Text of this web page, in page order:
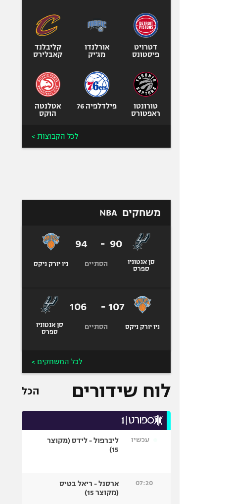
דטרויט
פיסטונס
אורלנדו
מג'יק
קליבלנד
קאבלירס
טורונטו
ראפטורס
פילדלפיה 76
אטלנטה
הוקס
לכל הקבוצות >
משחקים NBA
סן אנטוניו
ספרס
90
-
94
הסתיים ניו יורק ניקס
ניו יורק ניקס
107
-
106
הסתיים
סן אנטוניו
ספרס
לכל המשחקים >
לוח שידורים הכל
עכשיו
ליברפול - לידס (מקוצר
15)
07:20
ארסנל - ריאל בטיס
(מקוצר 15)